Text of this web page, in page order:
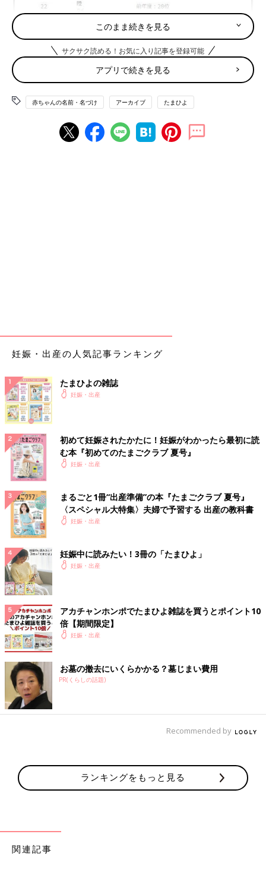
このまま続きを見る
サクサク読める！お気に入り記事を登録可能
アプリで続きを見る
赤ちゃんの名前・名づけ アーカイブ たまひよ
妊娠・出産の人気記事ランキング
たまひよの雑誌
妊娠・出産
初めて妊娠されたかたに！妊娠がわかったら最初に読
む本『初めてのたまごクラブ 夏号』
妊娠・出産
まるごと1冊“出産準備”の本『たまごクラブ 夏号』
〈スペシャル大特集〉夫婦で予習する 出産の教科書
妊娠・出産
妊娠中に読みたい！3冊の「たまひよ」
妊娠・出産
アカチャンホンポでたまひよ雑誌を買うとポイント10
倍【期間限定】
妊娠・出産
お墓の撤去にいくらかかる？墓じまい費用
PR(くらしの話題)
Recommended by
ランキングをもっと見る
関連記事